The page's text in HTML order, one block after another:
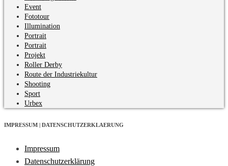
Event
Fototour
Illumination
Portrait
Portrait
Projekt
Roller Derby
Route der Industriekultur
Shooting
Sport
Urbex
IMPRESSUM | DATENSCHUTZERKLAERUNG
Impressum
Datenschutzerklärung